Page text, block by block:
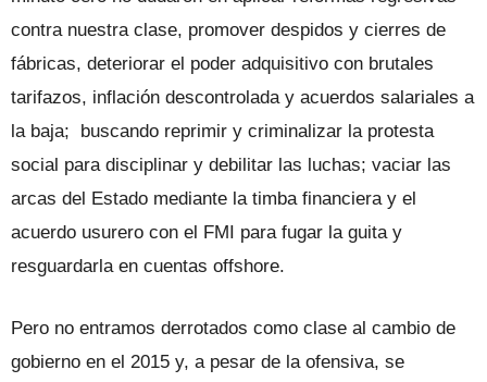
contra nuestra clase, promover despidos y cierres de
fábricas, deteriorar el poder adquisitivo con brutales
tarifazos, inflación descontrolada y acuerdos salariales a
la baja; buscando reprimir y criminalizar la protesta
social para disciplinar y debilitar las luchas; vaciar las
arcas del Estado mediante la timba financiera y el
acuerdo usurero con el FMI para fugar la guita y
resguardarla en cuentas offshore.
Pero no entramos derrotados como clase al cambio de
gobierno en el 2015 y, a pesar de la ofensiva, se